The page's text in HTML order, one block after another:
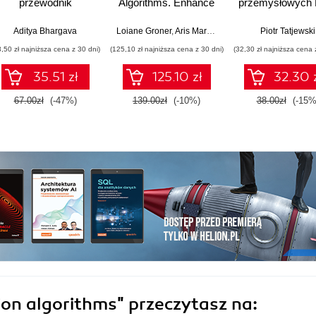
przewodnik
Aditya Bhargava
zł najniższa cena z 30 dni)
35.51 zł
67.00zł (-47%)
Algorithms. Enhance
skills in JavaScript
Fourth Edition
Loiane Groner,Aris Markogiannakis Daniel
(125,10 zł najniższa cena z 30 dni)
125.10 zł
139.00zł (-10%)
przemysłowych
Piotr Tatjewski
(32,30 zł najniższa cena
32.30
38.00zł (-
algorithms" przeczytasz na: